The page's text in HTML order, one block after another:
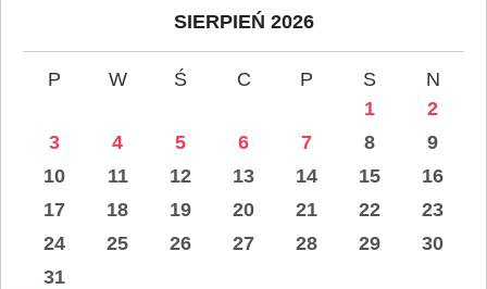
SIERPIEŃ 2026
P W Ś C P S
N
1
2
3
4 5 6 7 8
9
10
11 12 13 14 15
16
17
18 19 20 21 22
23
24
25 26 27 28 29
30
31